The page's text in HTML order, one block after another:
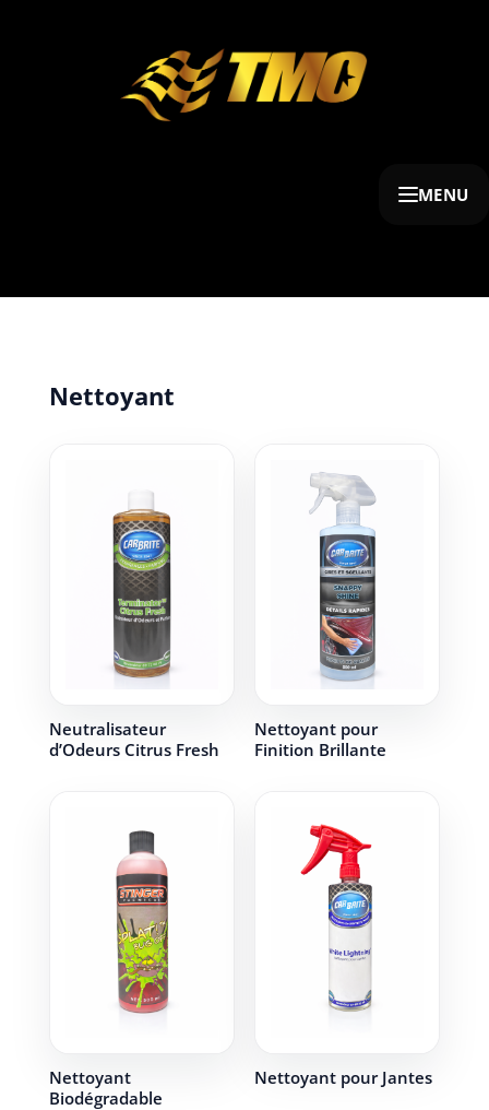
MENU
Nettoyant
Neutralisateur
d’Odeurs Citrus Fresh
Nettoyant pour
Finition Brillante
Nettoyant
Biodégradable
Nettoyant pour Jantes